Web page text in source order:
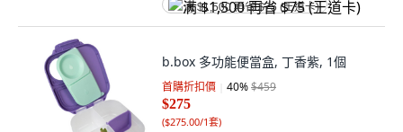
满 $1,500 再省 $75 (王道卡)
b.box 多功能便當盒, 丁香紫, 1個
首購折扣價 40%$459
$275
($275.00/1套)